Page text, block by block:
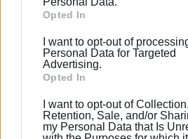
Google and its third-party tags to
section.
Opted In
I want to opt-out of
Personal Data for Targeted
Advertising.
Opted In
I want to opt-out of
Retention, Sale, and/or
my Personal Data that Is
σημαντικό και για τον
ανάγκη μείωσης της ενεργειακής
κρίνεται σήμερα περισσότερο
επιβεβλημένη.
Σημειώνεται ότι το έργο